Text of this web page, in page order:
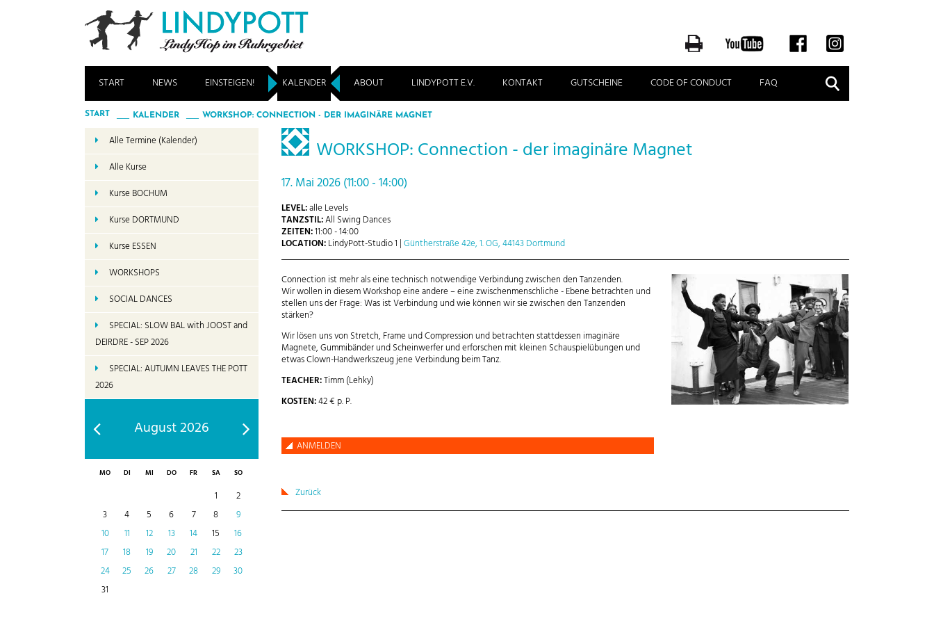
START NEWS EINSTEIGEN! KALENDER ABOUT LINDYPOTT E.V. KONTAKT GUTSCHEINE CODE OF CONDUCT FAQ Suche
START KALENDER WORKSHOP: CONNECTION - DER IMAGINÄRE MAGNET
WORKSHOP: Connection - der imaginäre Magnet
17. Mai 2026 (11:00 - 14:00)
LEVEL:alle Levels
TANZSTIL:All Swing Dances
ZEITEN:11:00 - 14:00
LOCATION:LindyPott-Studio 1 |Güntherstraße 42e, 1. OG, 44143 Dortmund
Connection ist mehr als eine technisch notwendige Verbindung zwischen den Tanzenden.
Wir wollen in diesem Workshop eine andere – eine zwischenmenschliche - Ebene betrachten und
stellen uns der Frage: Was ist Verbindung und wie können wir sie zwischen den Tanzenden
stärken?
Wir lösen uns von Stretch, Frame und Compression und betrachten stattdessen imaginäre
Magnete, Gummibänder und Scheinwerfer und erforschen mit kleinen Schauspielübungen und
etwas Clown-Handwerkszeug jene Verbindung beim Tanz.
TEACHER:Timm (Lehky)
KOSTEN:42 € p. P.
ANMELDEN
Zurück
Alle Termine (Kalender)
Alle Kurse
Kurse BOCHUM
Kurse DORTMUND
Kurse ESSEN
WORKSHOPS
SOCIAL DANCES
SPECIAL: SLOW BAL with JOOST and
DEIRDRE - SEP 2026
SPECIAL: AUTUMN LEAVES THE POTT
2026
August 2026
MO DI MI DO FR SA SO
1
2
3
4 5 6 7 8
9
10
11 12 13 14 15
16
17
18 19 20 21 22
23
24
25 26 27 28 29
30
31